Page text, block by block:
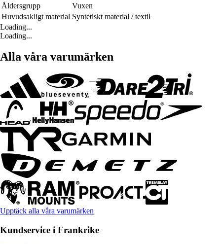
Åldersgrupp
Vuxen
Huvudsakligt material Syntetiskt material / textil
Loading...
Loading...
Alla våra varumärken
Upptäck alla våra varumärken
Kundservice i Frankrike